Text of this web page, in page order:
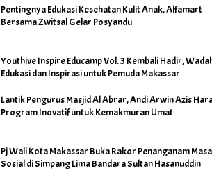
Pentingnya Edukasi Kesehatan Kulit Anak, Alfamart
Bersama Zwitsal Gelar Posyandu
Youthive Inspire Educamp Vol. 3 Kembali Hadir,
Edukasi dan Inspirasi untuk Pemuda Makassar
Lantik Pengurus Masjid Al Abrar, Andi Arwin Azis
Program Inovatif untuk Kemakmuran Umat
Pj Wali Kota Makassar Buka Rakor Penanganam
Sosial di Simpang Lima Bandara Sultan Hasanuddin